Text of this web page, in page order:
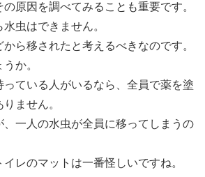
原因を調べてみることも重要です。
虫はできません。
ら移されたと考えるべきなのです。
か。
ている人がいるなら、全員で薬を塗
ません。
、一人の水虫が全員に移ってしまうの
レのマットは一番怪しいですね。